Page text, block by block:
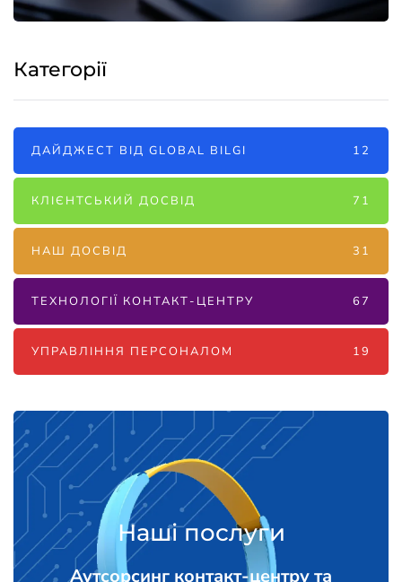
Категорії
ДАЙДЖЕСТ ВІД GLOBAL BILGI 12
КЛІЄНТСЬКИЙ ДОСВІД 71
НАШ ДОСВІД 31
ТЕХНОЛОГІЇ КОНТАКТ-ЦЕНТРУ 67
УПРАВЛІННЯ ПЕРСОНАЛОМ 19
Наші послуги
Аутсорсинг контакт-центру та